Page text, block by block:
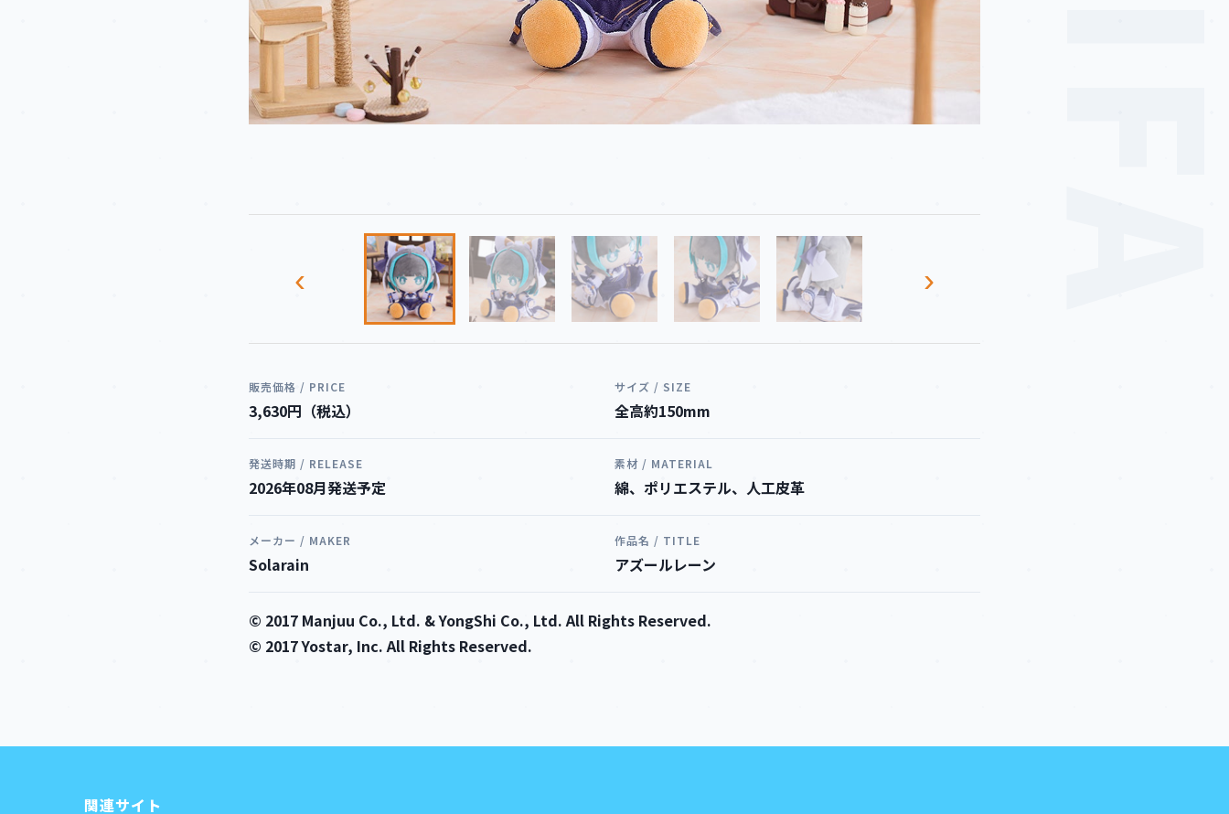
‹ ›
販売価格 / PRICE
3,630円（税込）
サイズ / SIZE
全高約150mm
発送時期 / RELEASE
2026年08月発送予定
素材 / MATERIAL
綿、ポリエステル、人工皮革
メーカー / MAKER
Solarain
作品名 / TITLE
アズールレーン
© 2017 Manjuu Co., Ltd. & YongShi Co., Ltd. All Rights Reserved.
© 2017 Yostar, Inc. All Rights Reserved.
関連サイト